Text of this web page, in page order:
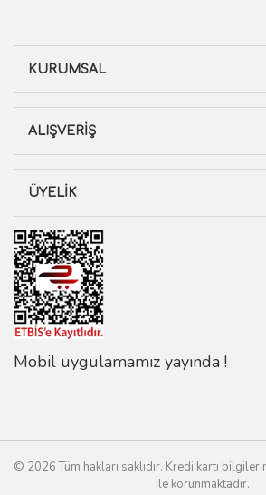
KURUMSAL
ALIŞVERİŞ
ÜYELİK
Mobil uygulamamız yayında !
© 2026 Tüm hakları saklıdır. Kredi kartı
ile korunmaktadır.